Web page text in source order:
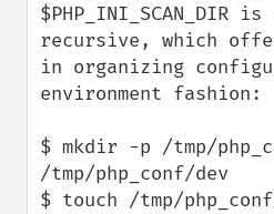
$PHP_INI_SCAN_DIR
recursive, which
in organizing
environment fashion:
$ mkdir -p /tmp/
/tmp/php_conf/dev
$ touch /tmp/